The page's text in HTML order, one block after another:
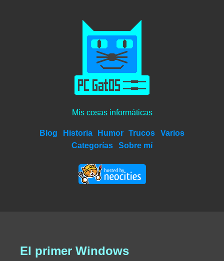
Mis cosas informáticas
Blog Historia Humor Trucos
Varios
Categorías
Sobre mí
El primer Windows